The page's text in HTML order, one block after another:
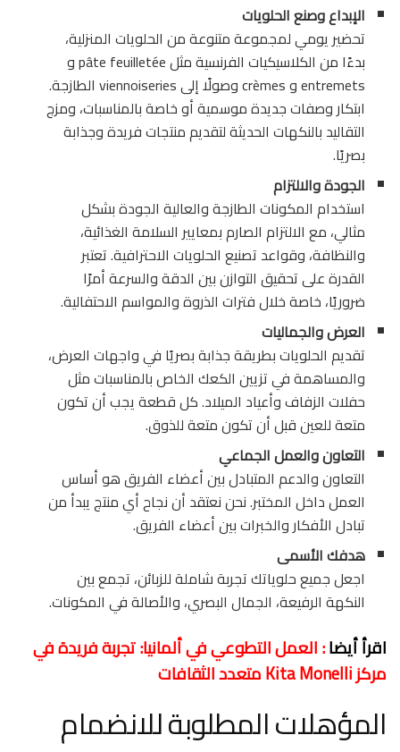
الإبداع وصنع الحلويات
تحضير يومي لمجموعة متنوعة من الحلويات المنزلية،
بدءًا من الكلاسيكيات الفرنسية مثل pâte feuilletée و
entremets و crèmes وصولًا إلى viennoiseries الطازجة.
ابتكار وصفات جديدة موسمية أو خاصة بالمناسبات، ومزج
التقاليد بالنكهات الحديثة لتقديم منتجات فريدة وجذابة
بصريًا.
الجودة والالتزام
استخدام المكونات الطازجة والعالية الجودة بشكل
مثالي، مع الالتزام الصارم بمعايير السلامة الغذائية،
والنظافة، وقواعد تصنيع الحلويات الاحترافية. تعتبر
القدرة على تحقيق التوازن بين الدقة والسرعة أمرًا
ضروريًا، خاصة خلال فترات الذروة والمواسم الاحتفالية.
العرض والجماليات
تقديم الحلويات بطريقة جذابة بصريًا في واجهات العرض،
والمساهمة في تزيين الكعك الخاص بالمناسبات مثل
حفلات الزفاف وأعياد الميلاد. كل قطعة يجب أن تكون
متعة للعين قبل أن تكون متعة للذوق.
التعاون والعمل الجماعي
التعاون والدعم المتبادل بين أعضاء الفريق هو أساس
العمل داخل المختبر. نحن نعتقد أن نجاح أي منتج يبدأ من
تبادل الأفكار والخبرات بين أعضاء الفريق.
هدفك الأسمى
اجعل جميع حلوياتك تجربة شاملة للزبائن، تجمع بين
النكهة الرفيعة، الجمال البصري، والأصالة في المكونات.
اقرأ أيضا: العمل التطوعي في ألمانيا: تجربة فريدة في
مركز Kita Monelli متعدد الثقافات
المؤهلات المطلوبة للانضمام